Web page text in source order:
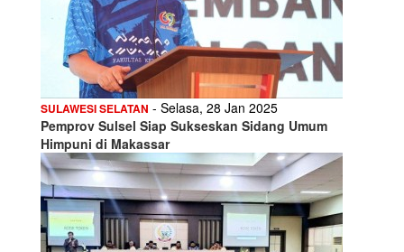
SULAWESI SELATAN - Selasa, 28 Jan 2025
Pemprov Sulsel Siap Sukseskan Sidang Umum
Himpuni di Makassar